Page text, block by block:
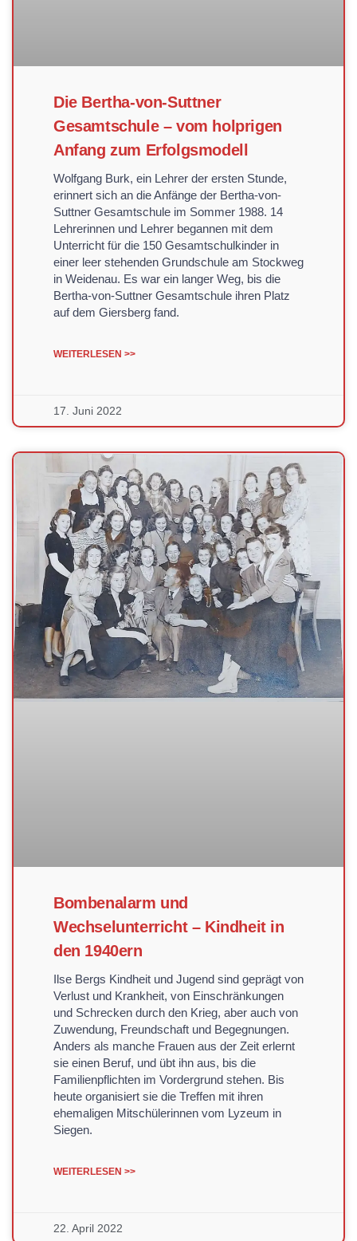
Die Bertha-von-Suttner
Gesamtschule – vom holprigen
Anfang zum Erfolgsmodell
Wolfgang Burk, ein Lehrer der ersten Stunde,
erinnert sich an die Anfänge der Bertha-von-
Suttner Gesamtschule im Sommer 1988. 14
Lehrerinnen und Lehrer begannen mit dem
Unterricht für die 150 Gesamtschulkinder in
einer leer stehenden Grundschule am Stockweg
in Weidenau. Es war ein langer Weg, bis die
Bertha-von-Suttner Gesamtschule ihren Platz
auf dem Giersberg fand.
WEITERLESEN >>
17. Juni 2022
Bombenalarm und
Wechselunterricht – Kindheit in
den 1940ern
Ilse Bergs Kindheit und Jugend sind geprägt von
Verlust und Krankheit, von Einschränkungen
und Schrecken durch den Krieg, aber auch von
Zuwendung, Freundschaft und Begegnungen.
Anders als manche Frauen aus der Zeit erlernt
sie einen Beruf, und übt ihn aus, bis die
Familienpflichten im Vordergrund stehen. Bis
heute organisiert sie die Treffen mit ihren
ehemaligen Mitschülerinnen vom Lyzeum in
Siegen.
WEITERLESEN >>
22. April 2022